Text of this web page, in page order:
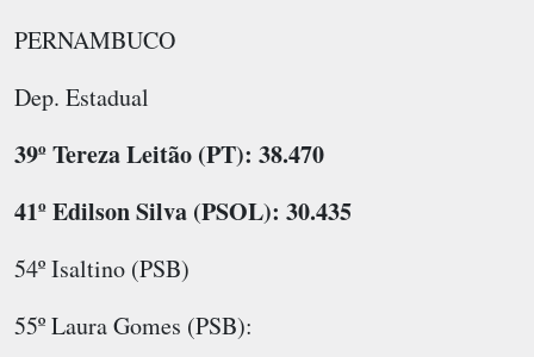
PERNAMBUCO
Dep. Estadual
39º Tereza Leitão (PT): 38.470
41º Edilson Silva (PSOL): 30.435
54º Isaltino (PSB)
55º Laura Gomes (PSB):